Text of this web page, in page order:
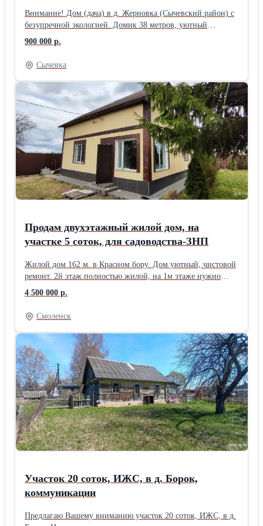
Внимание! Дом (дача) в д. Жерновка (Сычевский район) с
безупречной экологией. Домик 38 метров, уютный
полностью готов к проживанию, на участке для ЛПХ.
Участок ухожен, огорожен, в первой линии от дороги.
Круглогодичный доступ до самого дома. Соседи проживаю
постоянно. На участке расположены: гараж, баня, сарай,
свое небольшое озеро, грядки, садовые деревья и кусты. В
дом и баню заведены электричество и вода. Вокруг лес, в
шаговой доступности р. Вазуза (пляж и лучшее место для
рыбалки). Одно из самых экологически чистых мест
Смоленской области, 15 минут на авто от г. Сычевка.
Любой вид оплаты.
900 000 р.
Сычевка
Продам двухэтажный жилой дом, на
участке 5 соток, для садоводства-ЗНП
Жилой дом 162 м. в Красном бору. Дом уютный, чистовой
ремонт. 2й этаж полностью жилой, на 1м этаже нужно
приложить руки. Мебель в доме остается бонусом. В дом
заведены электричество, газ, вода (летняя). Есть
возможность бурения скважины (не глубоко). Участок
ухоженный, высажены хвойные и пихты. Сделаны
дорожки, выделена мангальная зона. Установлен навес
(гараж - беседка). Участок огорожен по периметру забором
из метало-профиля.
4 500 000 р.
Смоленск
Участок 20 соток, ИЖС, в д. Борок,
коммуникации
Предлагаю Вашему вниманию участок 20 соток, ИЖС, в д.